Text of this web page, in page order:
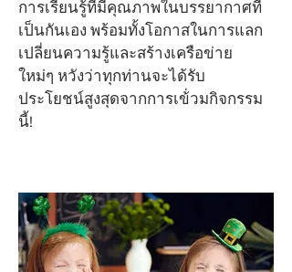
การเรียนรู้ที่มีคุณภาพในบรรยากาศที่
เป็นกันเอง พร้อมทั้งโอกาสในการแลก
เปลี่ยนความรู้และสร้างเครือข่าย
ใหม่ๆ หวังว่าทุกท่านจะได้รับ
ประโยชน์สูงสุดจากการเข้่วมกิจกรรม
นี้!